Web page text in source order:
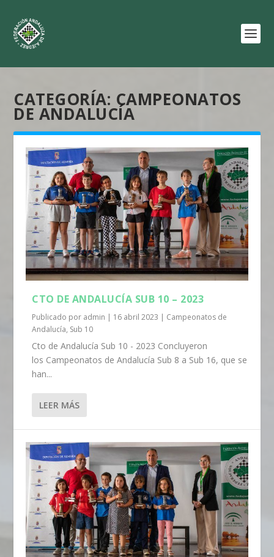
CATEGORÍA: CAMPEONATOS
DE ANDALUCÍA
CTO DE ANDALUCÍA SUB 10 – 2023
Publicado por admin | 16 abril 2023 | Campeonatos de
Andalucía, Sub 10
Cto de Andalucía Sub 10 - 2023 Concluyeron
los Campeonatos de Andalucía Sub 8 a Sub 16, que se
han...
LEER MÁS